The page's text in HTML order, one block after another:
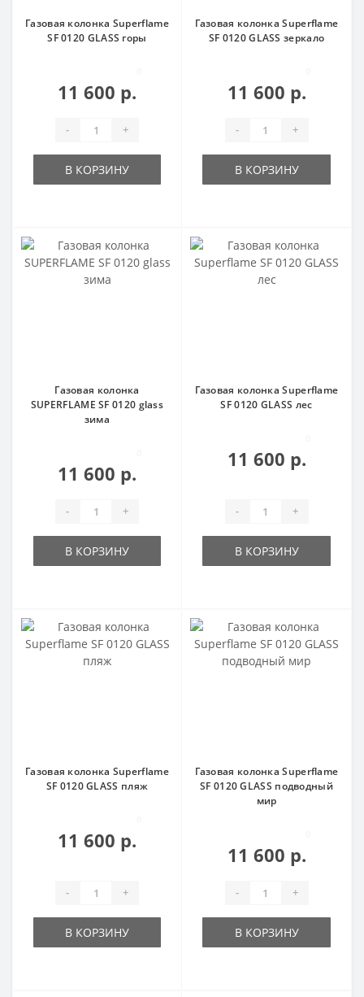
Газовая колонка Superflame
SF 0120 GLASS горы
11 600 р.
- +
В КОРЗИНУ
Газовая колонка Superflame
SF 0120 GLASS зеркало
11 600 р.
- +
В КОРЗИНУ
Газовая колонка
SUPERFLAME SF 0120 glass
зима
11 600 р.
- +
В КОРЗИНУ
Газовая колонка Superflame
SF 0120 GLASS лес
11 600 р.
- +
В КОРЗИНУ
Газовая колонка Superflame
SF 0120 GLASS пляж
11 600 р.
- +
В КОРЗИНУ
Газовая колонка Superflame
SF 0120 GLASS подводный
мир
11 600 р.
- +
В КОРЗИНУ